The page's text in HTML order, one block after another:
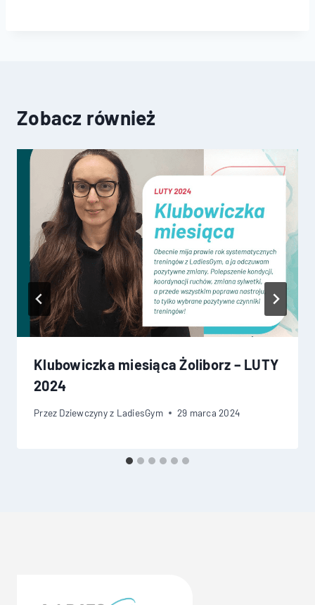
Zobacz również
Klubowiczka miesiąca Żoliborz – LUTY
2024
Przez Dziewczyny z LadiesGym 29 marca 2024